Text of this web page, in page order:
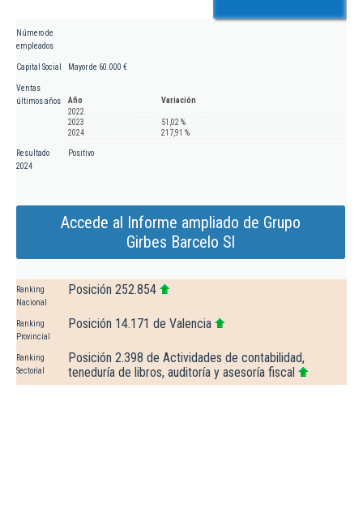
Número de
empleados
Capital Social Mayor de 60.000 €
Ventas
últimos años
Año
Variación
2022
2023
51,02 %
2024
217,91 %
Resultado
2024
Positivo
Accede al Informe ampliado de Grupo
Girbes Barcelo Sl
Ranking
Nacional
Posición 252.854
Ranking
Provincial
Posición 14.171 de Valencia
Ranking
Sectorial
Posición 2.398 de Actividades de contabilidad,
teneduría de libros, auditoría y asesoría fiscal